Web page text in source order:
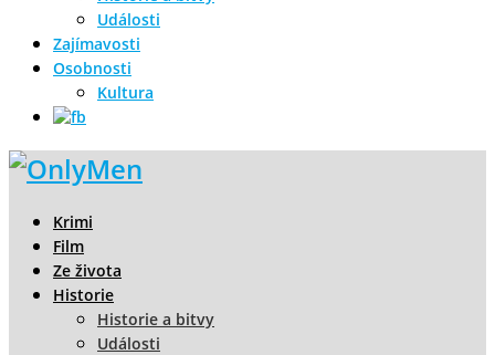
Události
Zajímavosti
Osobnosti
Kultura
Krimi
Film
Ze života
Historie
Historie a bitvy
Události